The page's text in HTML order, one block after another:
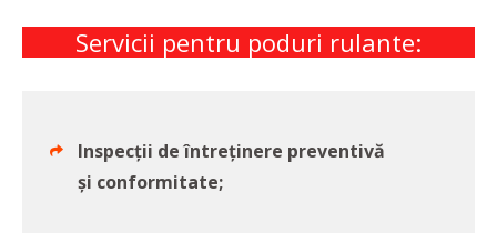
Servicii pentru poduri rulante:
Inspecţii de întreţinere preventivă
şi conformitate;